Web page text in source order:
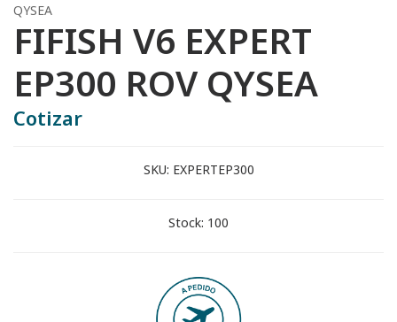
QYSEA
FIFISH V6 EXPERT
EP300 ROV QYSEA
Cotizar
SKU: EXPERTEP300
Stock: 100